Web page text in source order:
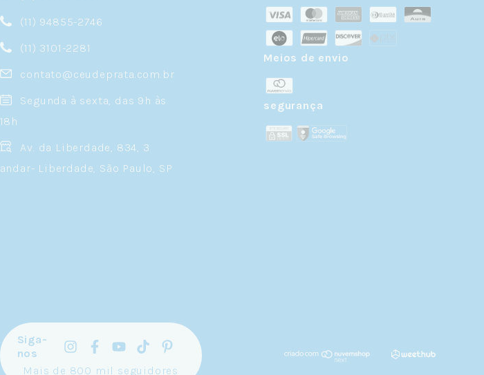
(11) 94855-2746
(11) 3101-2281
contato@ceudeprata.com.br
Segunda à sexta, das 9h às
18h
Av. da Liberdade, 834, 3
andar- Liberdade, São Paulo, SP
Meios de envio
segurança
Siga-
nos
Mais de 800 mil seguidores